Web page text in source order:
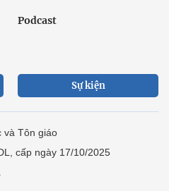
Podcast
Sự kiện
và Tôn giáo
cấp ngày 17/10/2025